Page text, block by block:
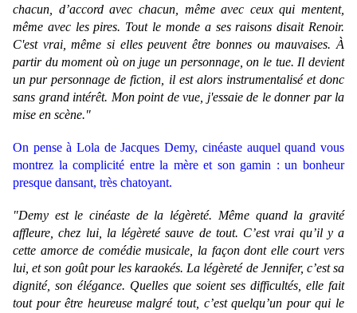
chacun, d’accord avec chacun, même avec ceux qui mentent,
même avec les pires. Tout le monde a ses raisons disait Renoir.
C'est vrai, même si elles peuvent être bonnes ou mauvaises. À
partir du moment où on juge un personnage, on le tue. Il devient
un pur personnage de fiction, il est alors instrumentalisé et donc
sans grand intérêt. Mon point de vue, j'essaie de le donner par la
mise en scène."
On pense à Lola de Jacques Demy, cinéaste auquel quand vous
montrez la complicité entre la mère et son gamin : un bonheur
presque dansant, très chatoyant.
"Demy est le cinéaste de la légèreté. Même quand la gravité
affleure, chez lui, la légèreté sauve de tout. C’est vrai qu’il y a
cette amorce de comédie musicale, la façon dont elle court vers
lui, et son goût pour les karaokés. La légèreté de Jennifer, c’est sa
dignité, son élégance. Quelles que soient ses difficultés, elle fait
tout pour être heureuse malgré tout, c’est quelqu’un pour qui le